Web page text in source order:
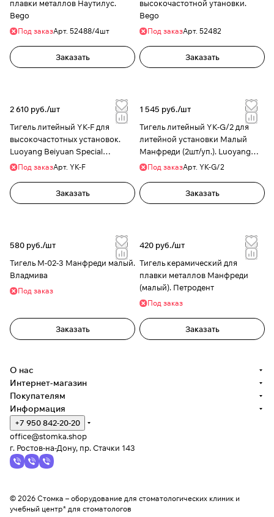
плавки металлов Наутилус.
Bego
Под заказАрт. 52488/4шт
Заказать
высокочастотной утановки.
Bego
Под заказАрт. 52482
Заказать
2 610 руб./шт
Тигель литейный YK-F для
высокочастотных установок.
Luoyang Beiyuan Special
Ceramics
Под заказАрт. YK-F
Заказать
1 545 руб./шт
Тигель литейный YK-G/2 для
литейной установки Малый
Манфреди (2шт/уп.). Luoyang
Beiyuan Special Ceramics
Под заказАрт. YK-G/2
Заказать
580 руб./шт
Тигель М-02-3 Манфреди малый.
Владмива
Под заказ
Заказать
420 руб./шт
Тигель керамический для
плавки металлов Манфреди
(малый). Петродент
Под заказ
Заказать
О нас
Интернет-магазин
Покупателям
Информация
+7 950 842-20-20
office@stomka.shop
г. Ростов-на-Дону, пр. Стачки 143
© 2026 Стомка – оборудование для стоматологических клиник и
учебный центр* для стоматологов